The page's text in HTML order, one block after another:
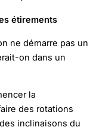
étirements
ne démarre pas un
on dans un
la
des rotations
inclinaisons du